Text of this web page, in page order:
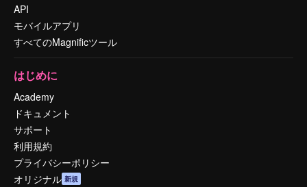
API
モバイルアプリ
すべてのMagnificツール
はじめに
Academy
ドキュメント
サポート
利用規約
プライバシーポリシー
オリジナル 新規